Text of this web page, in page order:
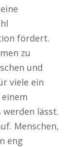
fördert.
zu
und
viele ein
lässt.
Menschen,
eng